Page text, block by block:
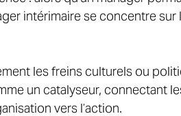
intérimaire se concentre sur
les freins culturels ou
un catalyseur, connectant
vers l’action.